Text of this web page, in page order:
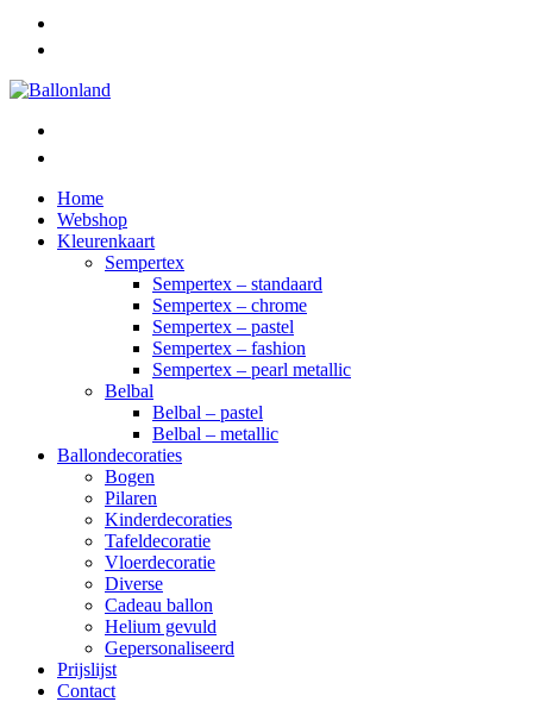
Home
Webshop
Kleurenkaart
Sempertex
Sempertex – standaard
Sempertex – chrome
Sempertex – pastel
Sempertex – fashion
Sempertex – pearl metallic
Belbal
Belbal – pastel
Belbal – metallic
Ballondecoraties
Bogen
Pilaren
Kinderdecoraties
Tafeldecoratie
Vloerdecoratie
Diverse
Cadeau ballon
Helium gevuld
Gepersonaliseerd
Prijslijst
Contact